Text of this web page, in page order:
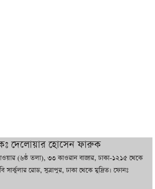
কাঁচা মরিচে ‘আগুন’, ‘এত দাম তো
দেখিনি’
দেলোয়ার হোসেন ফারুক
(৬ষ্ঠ তলা), ৩৩ কাওরান বাজার, ঢাকা-১২১৫ থেকে
সার্কুলার রোড, সুত্রাপুর, ঢাকা থেকে মুদ্রিত। ফোনঃ